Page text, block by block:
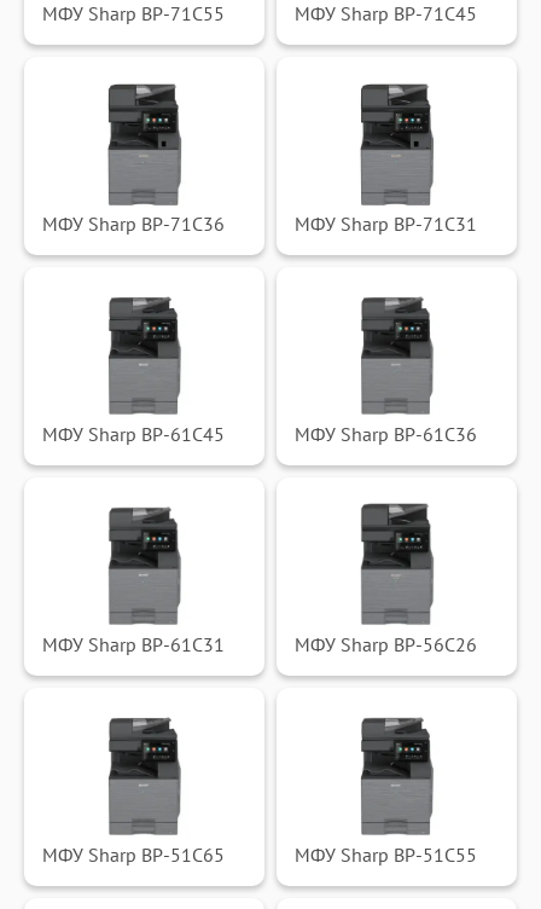
МФУ Sharp BP-71C55 МФУ Sharp BP-71C45
МФУ Sharp BP-71C36 МФУ Sharp BP-71C31
МФУ Sharp BP-61C45 МФУ Sharp BP-61C36
МФУ Sharp BP-61C31 МФУ Sharp BP-56C26
МФУ Sharp BP-51C65 МФУ Sharp BP-51C55